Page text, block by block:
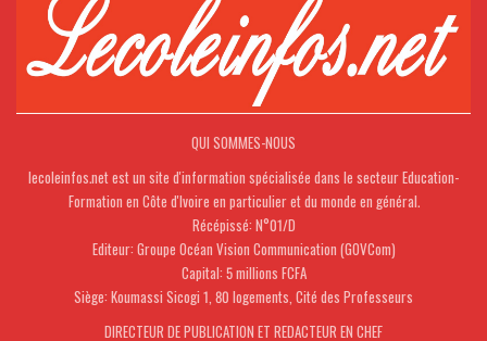
QUI SOMMES-NOUS
lecoleinfos.net est un site d'information spécialisée dans le secteur Education-
Formation en Côte d'Ivoire en particulier et du monde en général.
Récépissé: N°01/D
Editeur: Groupe Océan Vision Communication (GOVCom)
Capital: 5 millions FCFA
Siège: Koumassi Sicogi 1, 80 logements, Cité des Professeurs
DIRECTEUR DE PUBLICATION ET REDACTEUR EN CHEF